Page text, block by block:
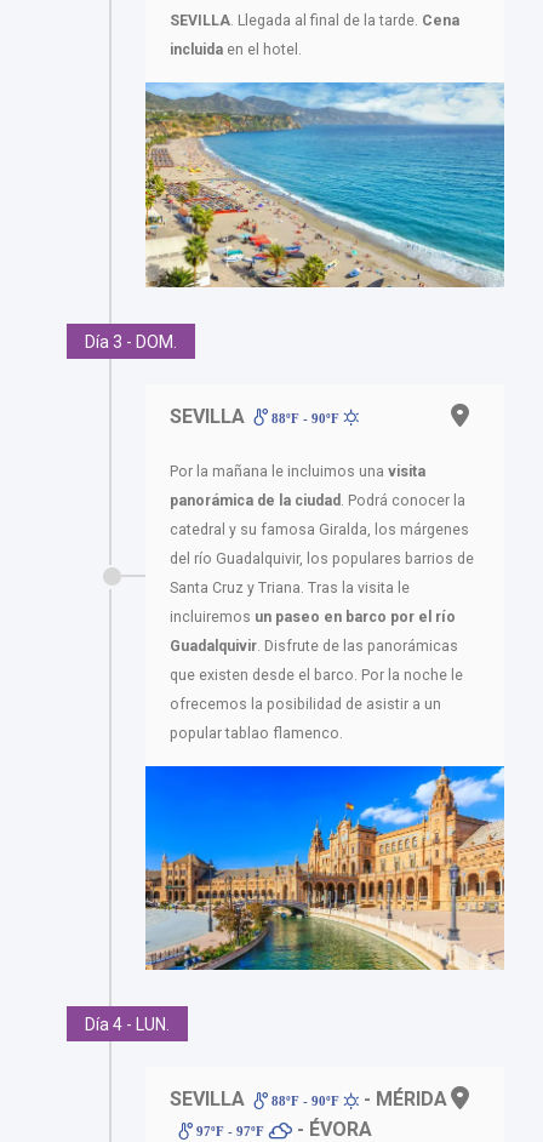
SEVILLA. Llegada al final de la tarde. Cena
incluida en el hotel.
Día 3 - DOM.
SEVILLA 88ºF - 90ºF
Por la mañana le incluimos una visita
panorámica de la ciudad
. Podrá conocer la
catedral y su famosa Giralda, los márgenes
del río Guadalquivir, los populares barrios de
Santa Cruz y Triana. Tras la visita le
incluiremos un paseo en barco por el río
Guadalquivir . Disfrute de las panorámicas
que existen desde el barco. Por la noche le
ofrecemos la posibilidad de asistir a un
popular tablao flamenco.
Día 4 - LUN.
SEVILLA 88ºF - 90ºF - MÉRIDA
97ºF - 97ºF - ÉVORA